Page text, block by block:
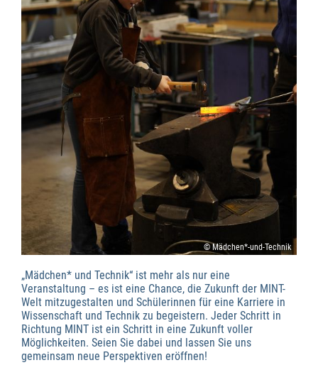
© Mädchen*-und-Technik
„Mädchen* und Technik“ ist mehr als nur eine
Veranstaltung – es ist eine Chance, die Zukunft der MINT-
Welt mitzugestalten und Schülerinnen für eine Karriere in
Wissenschaft und Technik zu begeistern. Jeder Schritt in
Richtung MINT ist ein Schritt in eine Zukunft voller
Möglichkeiten. Seien Sie dabei und lassen Sie uns
gemeinsam neue Perspektiven eröffnen!